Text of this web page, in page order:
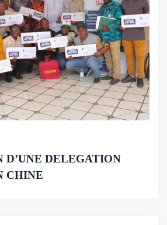
D’UNE DELEGATION
CHINE